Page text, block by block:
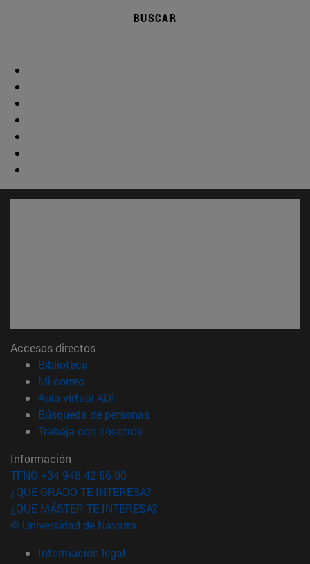
BUSCAR
Accesos directos
Biblioteca
Mi correo(abre en nueva ventana)
Aula virtual ADI
Búsqueda de personas(abre en nueva ventana)
Trabaja con nosotros(abre en nueva ventana)
Información
TFNO +34 948 42 56 00
¿QUÉ GRADO TE INTERESA?
¿QUÉ MÁSTER TE INTERESA?
© Universidad de Navarra
Información legal